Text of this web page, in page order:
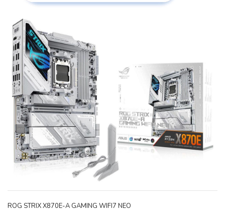
ROG STRIX X870E-A GAMING WIFI7 NEO